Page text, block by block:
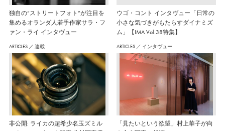
独自の“ストリートフォト”が注目を
集めるオランダ人若手作家サラ・フ
ァン・ライ インタヴュー
ウゴ・コント インタヴュー「日常の
小さな気づきがもたらすダイナミズ
ム」【IMA Vol.38特集】
ARTICLES ／ 連載
非公開: ライカの超希少名玉ズミル
ARTICLES ／ インタヴュー
「見たいという欲望」村上華子が向